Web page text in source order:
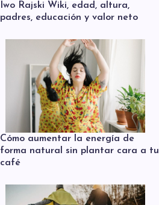
Iwo Rajski Wiki, edad, altura,
padres, educación y valor neto
Cómo aumentar la energía de
forma natural sin plantar cara a tu
café